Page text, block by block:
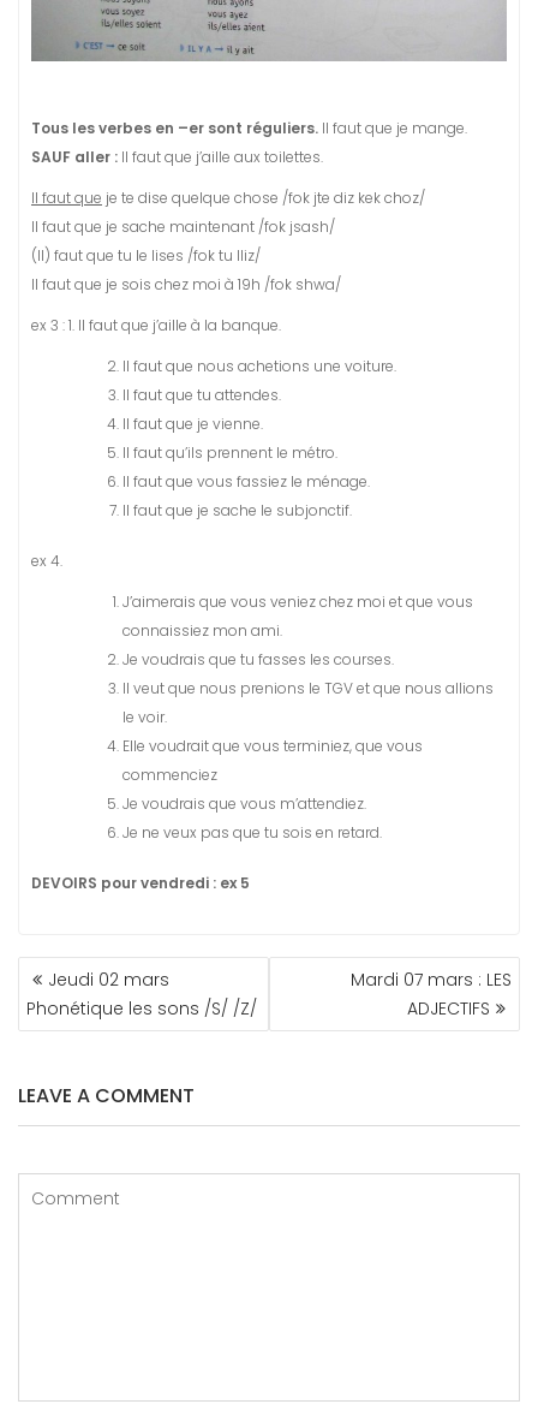
Tous les verbes en –er sont réguliers. Il faut que je mange.
SAUF aller : Il faut que j’aille aux toilettes.
Il faut que je te dise quelque chose /fok jte diz kek choz/
Il faut que je sache maintenant /fok jsash/
(Il) faut que tu le lises /fok tu lliz/
Il faut que je sois chez moi à 19h /fok shwa/
ex 3 : 1. Il faut que j’aille à la banque.
Il faut que nous achetions une voiture.
Il faut que tu attendes.
Il faut que je vienne.
Il faut qu’ils prennent le métro.
Il faut que vous fassiez le ménage.
Il faut que je sache le subjonctif.
ex 4.
J’aimerais que vous veniez chez moi et que vous
connaissiez mon ami.
Je voudrais que tu fasses les courses.
Il veut que nous prenions le TGV et que nous allions
le voir.
Elle voudrait que vous terminiez, que vous
commenciez
Je voudrais que vous m’attendiez.
Je ne veux pas que tu sois en retard.
DEVOIRS pour vendredi : ex 5
NAVIGATION
DE
L’ARTICLE
Jeudi 02 mars
Phonétique les sons /S/ /Z/
Mardi 07 mars : LES
ADJECTIFS
LEAVE A COMMENT